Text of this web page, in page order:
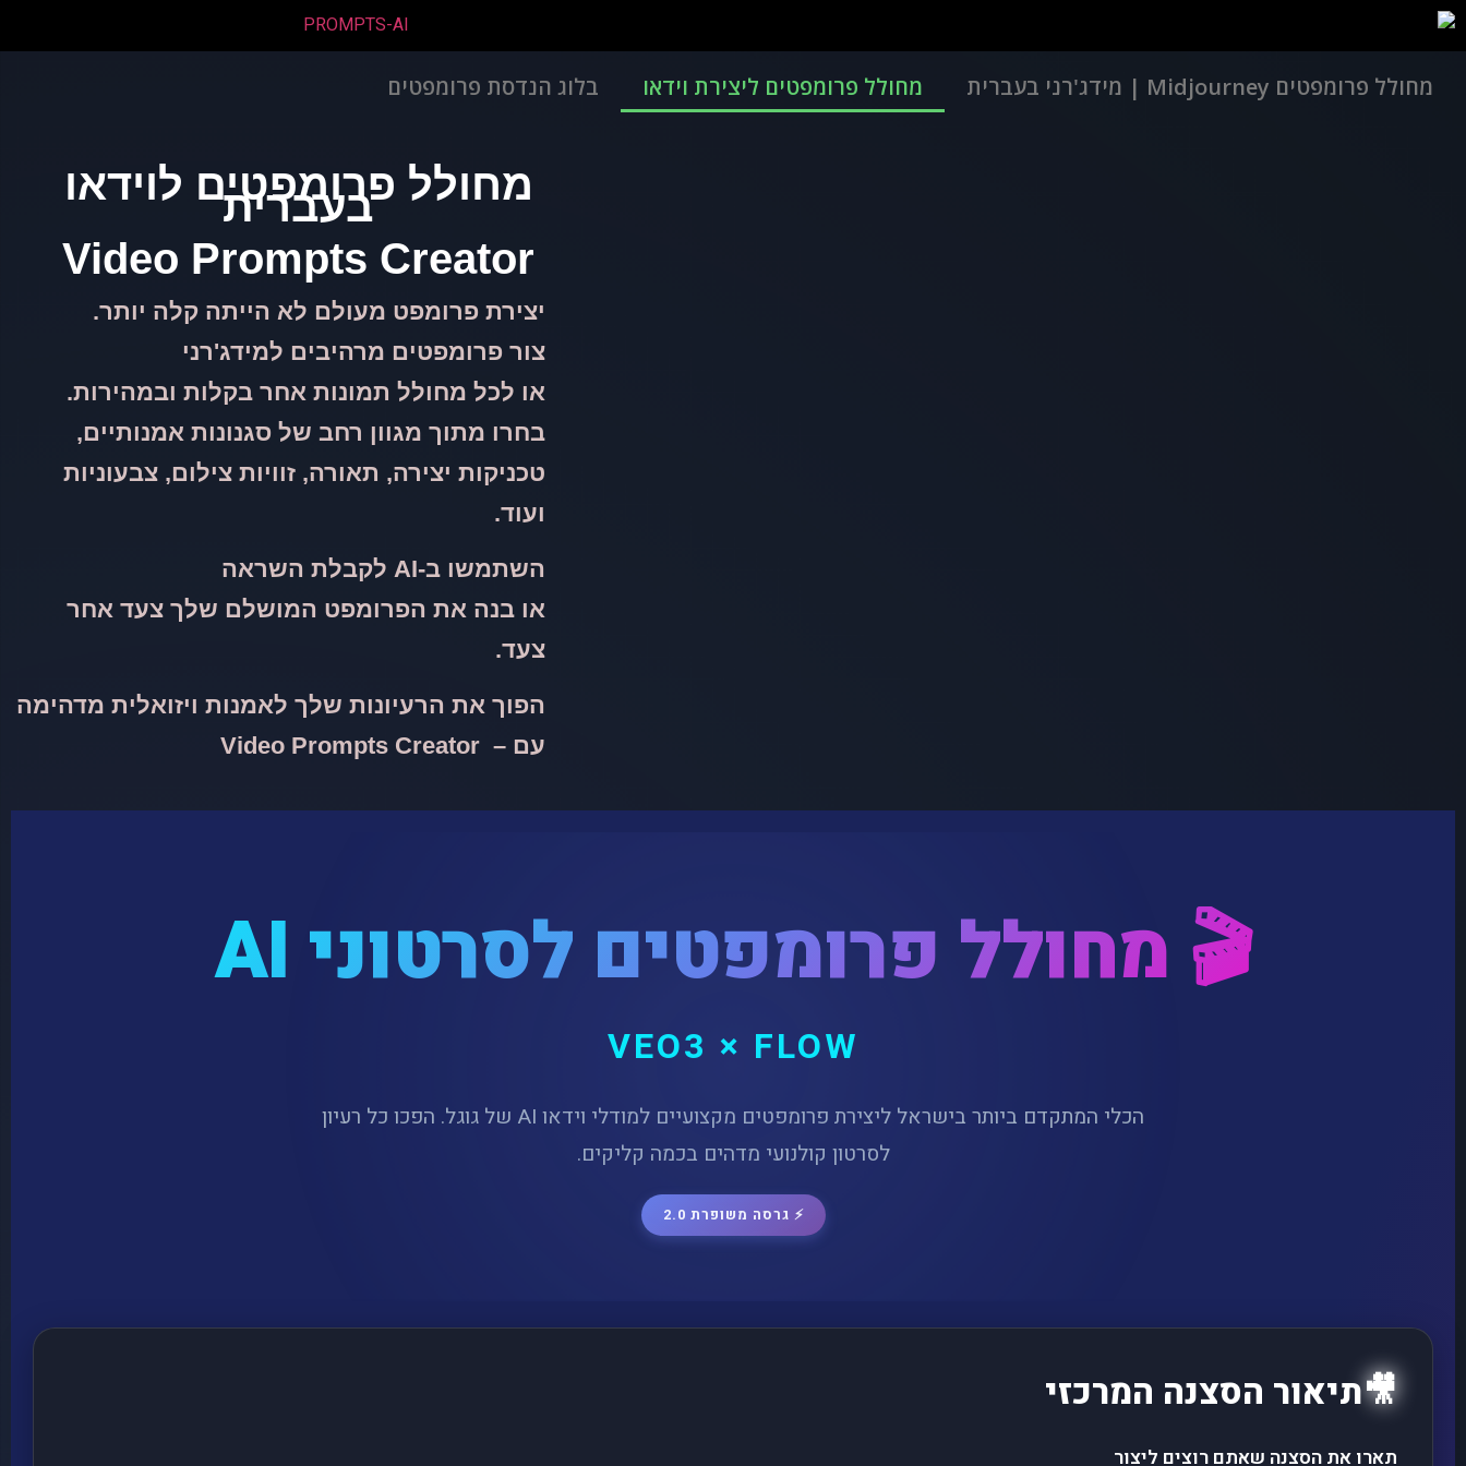
מחולל פרומפטים Midjourney | מידג'רני בעברית מחולל פרומפטים ליצירת וידאו בלוג הנדסת פרומפטים
מחולל פרומפטים לוידאו
בעברית
Video Prompts Creator
יצירת פרומפט מעולם לא הייתה קלה יותר.
צור פרומפטים מרהיבים למידג'רני
או לכל מחולל תמונות אחר בקלות ובמהירות.
בחרו מתוך מגוון רחב של סגנונות אמנותיים,
טכניקות יצירה, תאורה, זוויות צילום, צבעוניות
ועוד.
השתמשו ב-AI לקבלת השראה
או בנה את הפרומפט המושלם שלך צעד אחר
צעד.
הפוך את הרעיונות שלך לאמנות ויזואלית מדהימה
עם – Video Prompts Creator
🎬 מחולל פרומפטים לסרטוני AI
VEO3 × FLOW
הכלי המתקדם ביותר בישראל ליצירת פרומפטים מקצועיים למודלי וידאו AI של גוגל. הפכו כל רעיון
לסרטון קולנועי מדהים בכמה קליקים.
⚡ גרסה משופרת 2.0
🎥תיאור הסצנה המרכזי
תארו את הסצנה שאתם רוצים ליצור